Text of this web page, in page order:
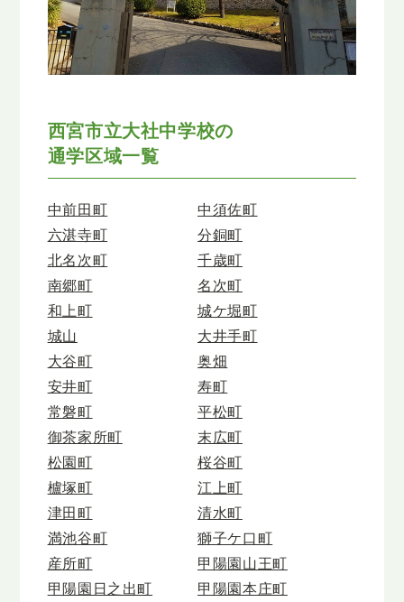
西宮市立大社中学校の
通学区域一覧
中前田町
中須佐町
六湛寺町
分銅町
北名次町
千歳町
南郷町
名次町
和上町
城ケ堀町
城山
大井手町
大谷町
奥畑
安井町
寿町
常磐町
平松町
御茶家所町
末広町
松園町
桜谷町
櫨塚町
江上町
津田町
清水町
満池谷町
獅子ケ口町
産所町
甲陽園山王町
甲陽園日之出町
甲陽園本庄町